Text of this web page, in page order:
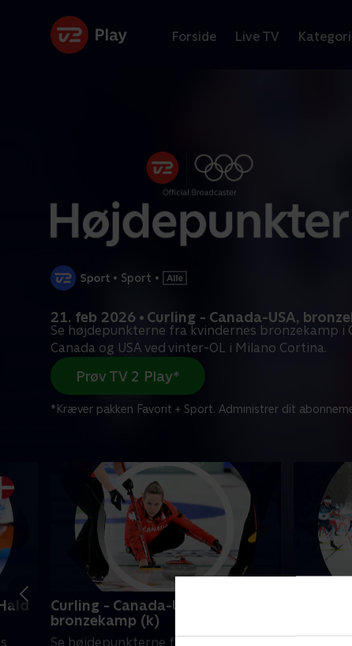
Forside Live TV
• Sport •
21. feb 2026 • Curling - Canada-USA,
Se højdepunkterne fra kvindernes bronzekamp i
Canada og USA ved vinter-OL i Milano Cortina.
Prøv TV 2 Play*
*Kræver pakken Favorit + Sport. Administrer dit
Curling - Canada-USA,
bronzekamp (k)
Se højdepunkterne fra kvindernes